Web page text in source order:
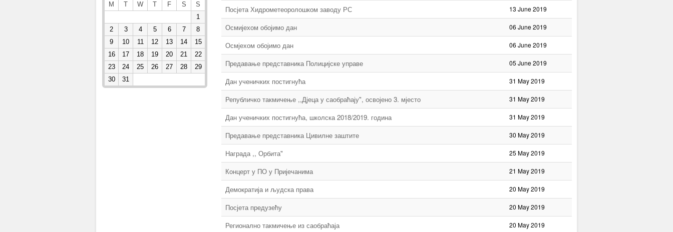
M
T W T F S
S
1
2
3 4 5 6 7
8
9
10 11 12 13 14
15
16
17 18 19 20 21
22
23
24 25 26 27 28
29
30
31
Посјета Хидрометеоролошком заводу РС 13 June 2019
Осмијехом обојимо дан 06 June 2019
Осмјехом обојимо дан 06 June 2019
Предавање представника Полицијске управе 05 June 2019
Дан ученичких постигнућа 31 May 2019
Републичко такмичење ,,Дјеца у саобраћају", освојено 3. мјесто 31 May 2019
Дан ученичких постигнућа, школска 2018/2019. година 31 May 2019
Предавање представника Цивилне заштите 30 May 2019
Награда ,, Орбита" 25 May 2019
Концерт у ПО у Пријечанима 21 May 2019
Демократија и људска права 20 May 2019
Посјета предузећу 20 May 2019
Регионално такмичење из саобраћаја 20 May 2019